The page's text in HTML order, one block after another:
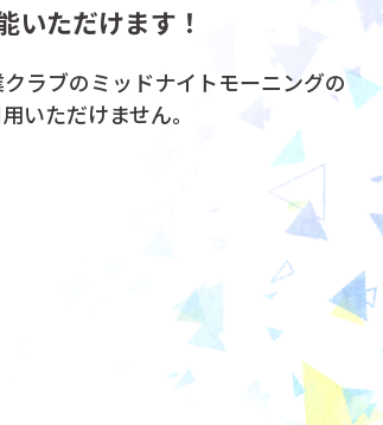
いただけます！
ラブのミッドナイトモーニングの
いただけません。